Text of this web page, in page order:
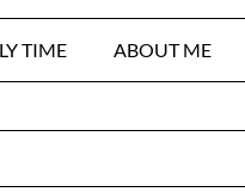
TIME ABOUT ME